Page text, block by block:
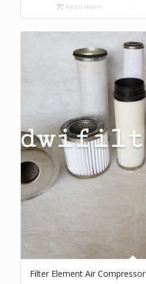
Read more
Filter Element Air Compressor